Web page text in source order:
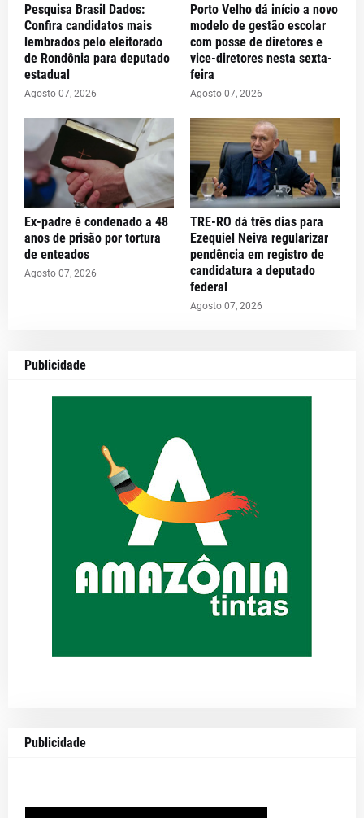
Pesquisa Brasil Dados:
Confira candidatos mais
lembrados pelo eleitorado
de Rondônia para deputado
estadual
Agosto 07, 2026
Porto Velho dá início a novo
modelo de gestão escolar
com posse de diretores e
vice-diretores nesta sexta-
feira
Agosto 07, 2026
Ex-padre é condenado a 48
anos de prisão por tortura
de enteados
Agosto 07, 2026
TRE-RO dá três dias para
Ezequiel Neiva regularizar
pendência em registro de
candidatura a deputado
federal
Agosto 07, 2026
Publicidade
Publicidade